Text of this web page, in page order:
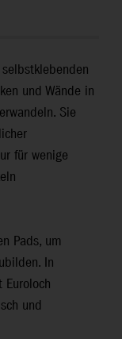
und Wände in
Sie
für wenige
Pads, um
In
und